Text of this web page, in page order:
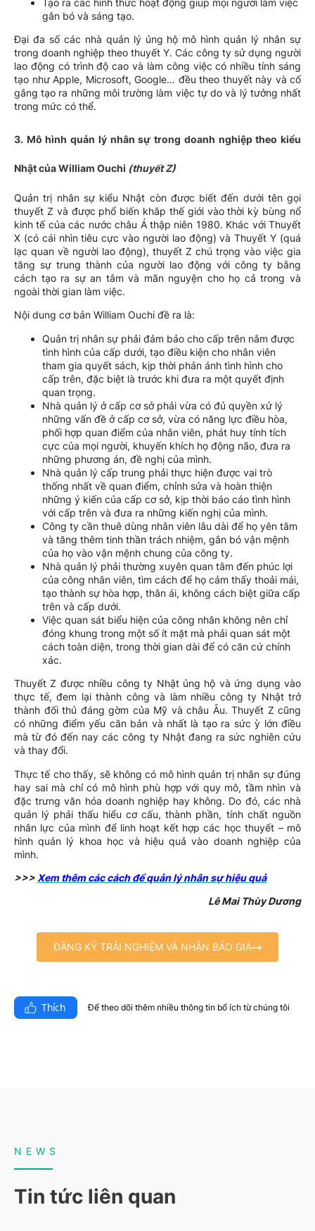
gắn bó và sáng tạo.
Đại đa số các nhà quản lý ủng hộ mô hình quản lý nhân sự
trong doanh nghiệp theo thuyết Y. Các công ty sử dụng người
lao động có trình độ cao và làm công việc có nhiều tính sáng
tạo như Apple, Microsoft, Google… đều theo thuyết này và cố
gắng tạo ra những môi trường làm việc tự do và lý tưởng nhất
trong mức có thể.
3. Mô hình quản lý nhân sự trong doanh nghiệp theo kiểu
Nhật của William Ouchi (thuyết Z)
Quản trị nhân sự kiểu Nhật còn được biết đến dưới tên gọi
thuyết Z và được phổ biến khắp thế giới vào thời kỳ bùng nổ
kinh tế của các nước châu Á thập niên 1980. Khác với Thuyết
X (có cái nhìn tiêu cực vào người lao động) và Thuyết Y (quá
lạc quan về người lao động), thuyết Z chú trọng vào việc gia
tăng sự trung thành của người lao động với công ty bằng
cách tạo ra sự an tâm và mãn nguyện cho họ cả trong và
ngoài thời gian làm việc.
Nội dung cơ bản William Ouchi đề ra là:
Quản trị nhân sự phải đảm bảo cho cấp trên nắm được
tình hình của cấp dưới, tạo điều kiện cho nhân viên
tham gia quyết sách, kịp thời phản ánh tình hình cho
cấp trên, đặc biệt là trước khi đưa ra một quyết định
quan trọng.
Nhà quản lý ở cấp cơ sở phải vừa có đủ quyền xử lý
những vấn đề ở cấp cơ sở, vừa có năng lực điều hòa,
phối hợp quan điểm của nhân viên, phát huy tính tích
cực của mọi người, khuyến khích họ động não, đưa ra
những phương án, đề nghị của mình.
Nhà quản lý cấp trung phải thực hiện được vai trò
thống nhất về quan điểm, chỉnh sửa và hoàn thiện
những ý kiến của cấp cơ sở, kịp thời báo cáo tình hình
với cấp trên và đưa ra những kiến nghị của mình.
Công ty cần thuê dùng nhân viên lâu dài để họ yên tâm
và tăng thêm tinh thần trách nhiệm, gắn bó vận mệnh
của họ vào vận mệnh chung của công ty.
Nhà quản lý phải thường xuyên quan tâm đến phúc lợi
của công nhân viên, tìm cách để họ cảm thấy thoải mái,
tạo thành sự hòa hợp, thân ái, không cách biệt giữa cấp
trên và cấp dưới.
Việc quan sát biểu hiện của công nhân không nên chỉ
đóng khung trong một số ít mặt mà phải quan sát một
cách toàn diện, trong thời gian dài để có căn cứ chính
xác.
Thuyết Z được nhiều công ty Nhật ủng hộ và ứng dụng vào
thực tế, đem lại thành công và làm nhiều công ty Nhật trở
thành đối thủ đáng gờm của Mỹ và châu Âu. Thuyết Z cũng
có những điểm yếu căn bản và nhất là tạo ra sức ỳ lớn điều
mà từ đó đến nay các công ty Nhật đang ra sức nghiên cứu
và thay đổi.
Thực tế cho thấy, sẽ không có mô hình quản trị nhân sự đúng
hay sai mà chỉ có mô hình phù hợp với quy mô, tầm nhìn và
đặc trưng văn hóa doanh nghiệp hay không. Do đó, các nhà
quản lý phải thấu hiểu cơ cấu, thành phần, tính chất nguồn
nhân lực của mình để linh hoạt kết hợp các học thuyết – mô
hình quản lý khoa học và hiệu quả vào doanh nghiệp của
mình.
>>> Xem thêm các cách để quản lý nhân sự hiệu quả
Lê Mai Thùy Dương
ĐĂNG KÝ TRẢI NGHIỆM VÀ NHẬN BÁO GIÁ
Thích Để theo dõi thêm nhiều thông tin bổ ích từ chúng tôi​
NEWS
Tin tức liên quan